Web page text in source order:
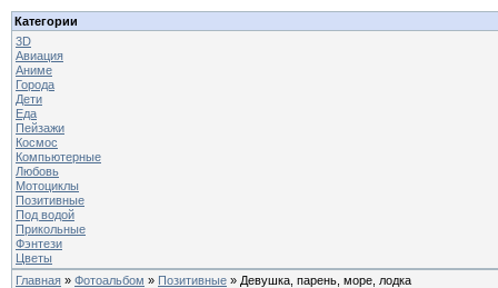
Категории
3D
Авиация
Аниме
Города
Дети
Еда
Пейзажи
Космос
Компьютерные
Любовь
Мотоциклы
Позитивные
Под водой
Прикольные
Фэнтези
Цветы
Главная » Фотоальбом » Позитивные » Девушка, парень, море, лодка